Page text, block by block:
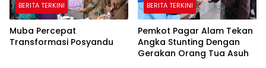
BERITA TERKINI
Muba Percepat
Transformasi Posyandu
BERITA TERKINI
Pemkot Pagar Alam Tekan
Angka Stunting Dengan
Gerakan Orang Tua Asuh